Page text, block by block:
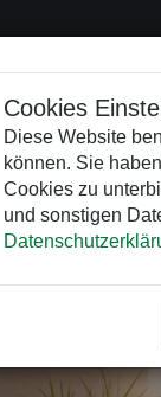
Cookies
Diese Website
können. Sie
Cookies zu
und sonstigen
EVENTELEKTRIK
HOME